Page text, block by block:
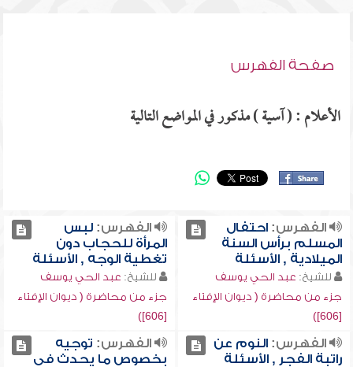
صفحة الفهرس
الأعلام : ( آسية ) مذكور في المواضع التالية
الفهرس:احتفال
المسلم برأس السنة
الميلادية , الأسئلة
للشيخ: عبد الحي يوسف
جزء من محاضرة ( ديوان الإفتاء
[606])
الفهرس:لبس
المرأة للحجاب دون
تغطية الوجه , الأسئلة
للشيخ: عبد الحي يوسف
جزء من محاضرة ( ديوان الإفتاء
[606])
الفهرس:النوم عن
راتبة الفجر , الأسئلة
الفهرس: توجيه
بخصوص ما يحدث في